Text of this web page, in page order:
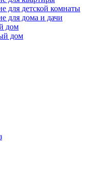
для детской комнаты
для дома и дачи
дом
дом